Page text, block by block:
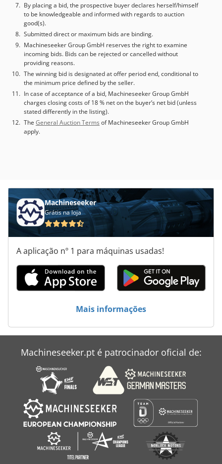
By placing a bid, the prospective buyer declares herself/himself
to be knowledgeable and informed with regards to auction
good(s).
Submitted direct or maximum bids are binding.
Machineseeker Group GmbH reserves the right to examine
incoming bids. Bids can be rejected or cancelled without
providing reasons.
The winning bid is designated at offer period end, conditional to
the minimum price defined by the seller.
In case of acceptance of a bid, Machineseeker Group GmbH
charges closing costs of 18 % net on the buyer’s net bid (unless
stated differently in the listing).
The General Auction Terms of Machineseeker Group GmbH
apply.
Machineseeker
Grátis na loja
A aplicação nº 1 para máquinas usadas!
Mais informações
Machineseeker.pt é patrocinador oficial de: